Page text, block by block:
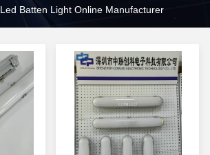
Led Batten Light Online Manufacturer